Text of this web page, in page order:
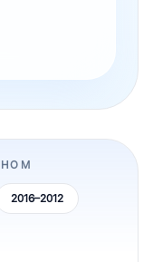
2016–2012